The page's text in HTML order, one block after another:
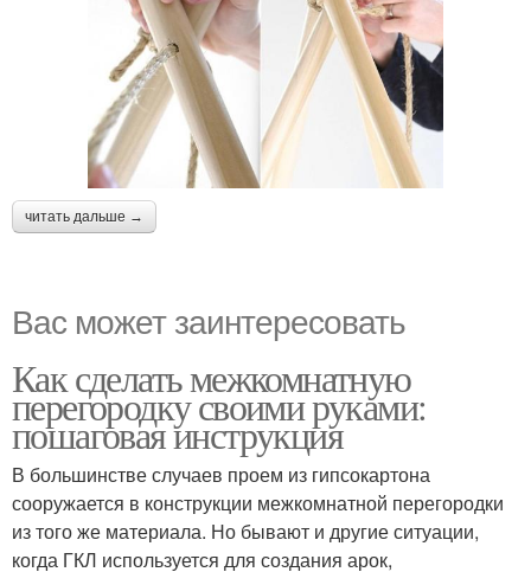
читать дальше →
Вас может заинтересовать
Как сделать межкомнатную
перегородку своими руками:
пошаговая инструкция
В большинстве случаев проем из гипсокартона
сооружается в конструкции межкомнатной перегородки
из того же материала. Но бывают и другие ситуации,
когда ГКЛ используется для создания арок,